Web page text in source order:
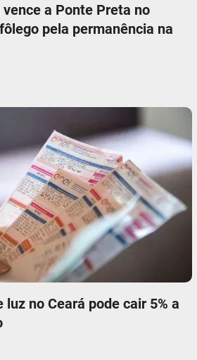
vence a Ponte Preta no
pela permanência na
luz no Ceará pode cair 5% a